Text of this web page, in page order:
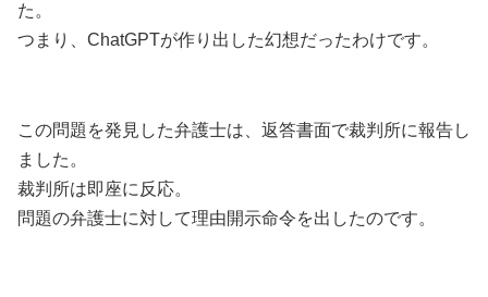
た。
つまり、ChatGPTが作り出した幻想だったわけです。
この問題を発見した弁護士は、返答書面で裁判所に報告し
ました。
裁判所は即座に反応。
問題の弁護士に対して理由開示命令を出したのです。